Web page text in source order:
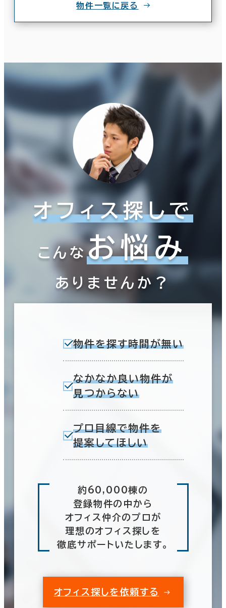
物件一覧に戻る
オフィス探しで
こんなお悩み
ありませんか？
物件を探す時間が無い
なかなか良い物件が
見つからない
プロ目線で物件を
提案してほしい
約60,000棟の
登録物件の中から
オフィス仲介のプロが
理想のオフィス探しを
徹底サポートいたします。
オフィス探しを依頼する